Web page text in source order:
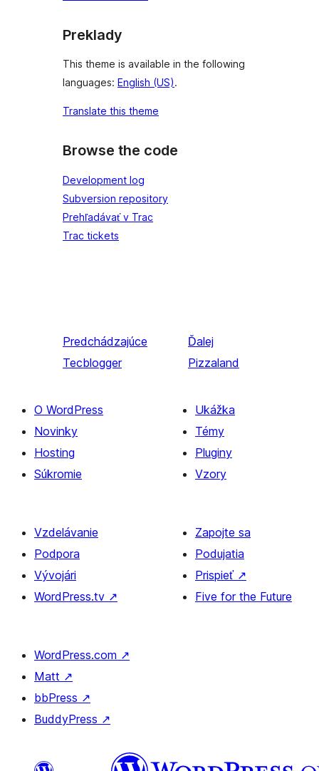
Preklady
This theme is available in the following
languages: English (US).
Translate this theme
Browse the code
Development log
Subversion repository
Prehľadávať v Trac
Trac tickets
Predchádzajúce
Tecblogger
Ďalej
Pizzaland
O WordPress
Novinky
Hosting
Súkromie
Ukážka
Témy
Pluginy
Vzory
Vzdelávanie
Podpora
Vývojári
WordPress.tv ↗
Zapojte sa
Podujatia
Prispieť ↗
Five for the Future
WordPress.com ↗
Matt ↗
bbPress ↗
BuddyPress ↗